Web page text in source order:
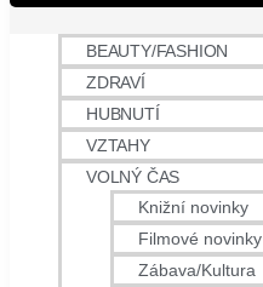
BEAUTY/FASHION
ZDRAVÍ
HUBNUTÍ
VZTAHY
VOLNÝ ČAS
Knižní novinky
Filmové novinky
Zábava/Kultura